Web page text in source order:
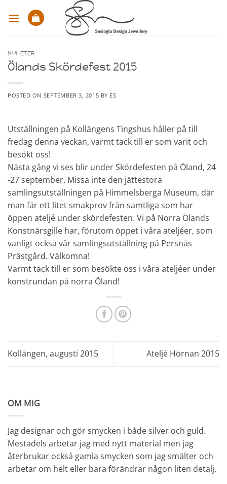
NYHETER
Ölands Skördefest 2015
POSTED ON SEPTEMBER 3, 2015 BY ES
Utställningen på Kollängens Tingshus håller på till
fredag denna veckan, varmt tack till er som varit och
besökt oss!
Nästa gång vi ses blir underSkördefesten på Öland, 24
-27 september. Missa inte den jättestora
samlingsutställningen på Himmelsberga Museum, där
man får ett litet smakprov från samtliga som har
öppen ateljé under skördefesten. Vi på Norra Ölands
Konstnärsgille har, förutom öppet i våra ateljéer, som
vanligt också vår samlingsutställning på Persnäs
Prästgård. Välkomna!
Varmt tack till er som besökte oss i våra ateljéer under
konstrundan på norra Öland!
Kollängen, augusti 2015 Ateljé Hörnan 2015
OM MIG
Jag designar och gör smycken i både silver och guld.
Mestadels arbetar jag med nytt material men jag
återbrukar också gamla smycken som jag smälter och
arbetar om helt eller bara förändrar någon liten detalj.